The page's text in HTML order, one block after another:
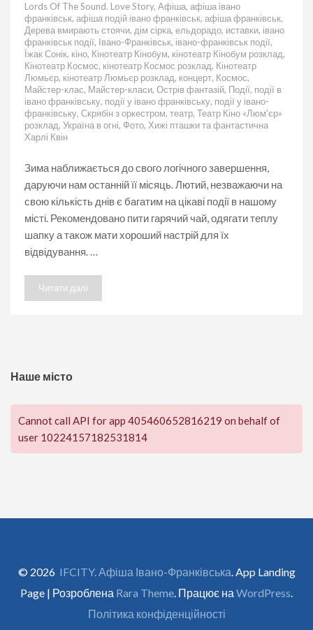
цікаво
провести
першу
половину
лютого
у
Івано-
Франківську
Lords Of The Sound. Love Story, Афіша, афіша івано
франківськ, афіша подій івано франківськ, афіша франківськ,
Дерева вмирають стоячи, дім сірка, ельдорадо, иставки, івано
франківськ події, Івано-Франківськ, івано-франківськ події,
Їжак Сонік, кіно, Кінотеатр Кінобум, кінотеатр Кінобум розклад,
Кінотеатр Космос, кінотеатр Космос розклад, Кінотеатр
Люмьєр, кінотеатр Люмьєр розклад, концерт, Космос,
Майстер-клас, Майстер-класи, Острів фантазій, Події, події в
івано франківську, події у івано франківську, події у івано-
франківську, Скрябін з оркестром, театр, Театр Кіно «Люм'єр»
розклад, Україна в огні, Фото, Хижі пташки та фантастична
Харлі Квін
Зима наближається до свого логічного завершення,
даруючи нам останній її місяць. Лютий, незважаючи на
свою кількість днів є багатим на цікаві події в нашому
місті. Рекомендовано пити гарячий чай, одягати теплу
шапку а також мати хороший настрій для їх
відвідування. …
Читати далі
Наше місто
Cannot call API for app 405460652816219 on behalf of
user 10224157182531814
© 2026 IFCITY. Афіша Івано-Франківська . App Landing
Page | Розроблена Rara Theme . Працює на WordPress
Політика конфіденційності